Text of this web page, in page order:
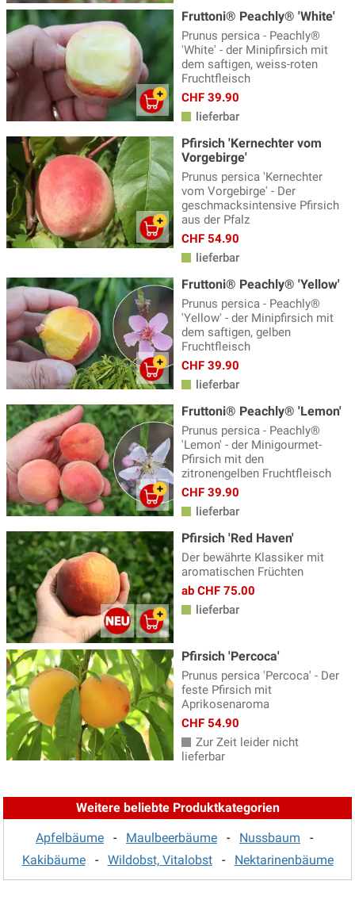
Fruttoni® Peachly® 'White'
Prunus persica - Peachly®
'White' - der Minipfirsich mit
dem saftigen, weiss-roten
Fruchtfleisch
CHF 39.90
lieferbar
Pfirsich 'Kernechter vom
Vorgebirge'
Prunus persica 'Kernechter
vom Vorgebirge' - Der
geschmacksintensive Pfirsich
aus der Pfalz
CHF 54.90
lieferbar
Fruttoni® Peachly® 'Yellow'
Prunus persica - Peachly®
'Yellow' - der Minipfirsich mit
dem saftigen, gelben
Fruchtfleisch
CHF 39.90
lieferbar
Fruttoni® Peachly® 'Lemon'
Prunus persica - Peachly®
'Lemon' - der Minigourmet-
Pfirsich mit den
zitronengelben Fruchtfleisch
CHF 39.90
lieferbar
Pfirsich 'Red Haven'
Der bewährte Klassiker mit
aromatischen Früchten
ab CHF 75.00
lieferbar
Pfirsich 'Percoca'
Prunus persica 'Percoca' - Der
feste Pfirsich mit
Aprikosenaroma
CHF 54.90
Zur Zeit leider nicht
lieferbar
Weitere beliebte Produktkategorien
Apfelbäume - Maulbeerbäume - Nussbaum -
Kakibäume- Wildobst, Vitalobst- Nektarinenbäume